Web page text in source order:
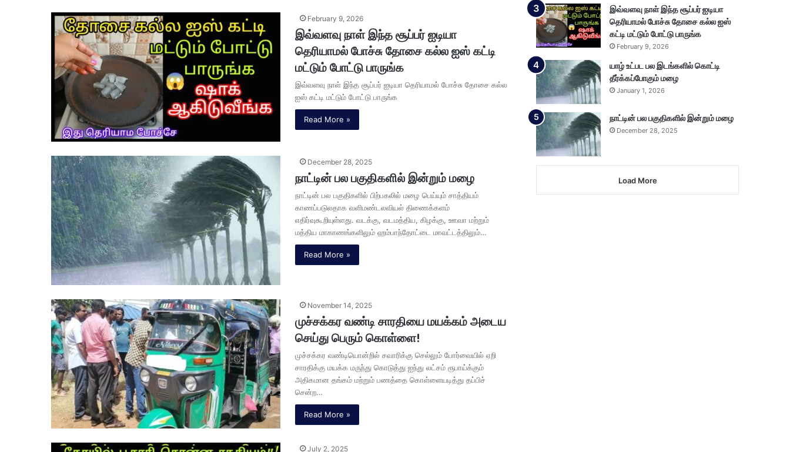
February 9, 2026
இவ்வளவு நாள் இந்த சூப்பர் ஐடியா
தெரியாமல் போச்சு தோசை கல்ல ஐஸ் கட்டி
மட்டும் போட்டு பாருங்க
இவ்வளவு நாள் இந்த சூப்பர் ஐடியா தெரியாமல் போச்சு தோசை கல்ல
ஐஸ் கட்டி மட்டும் போட்டு பாருங்க
Read More »
December 28, 2025
நாட்டின் பல பகுதிகளில் இன்றும் மழை
நாட்டின் பல பகுதிகளில் பிற்பகலில் மழை பெய்யும் சாத்தியம்
காணப்படுலதாக வளிமண்டலவியல் திணைக்களம்
எதிர்வுகூறியுள்ளது. வடக்கு, வடமத்திய, கிழக்கு, ஊவா மற்றும்
மத்திய மாகாணங்களிலும் ஹம்பாந்தோட்டை மாவட்டத்திலும்…
Read More »
November 14, 2025
முச்சக்கர வண்டி சாரதியை மயக்கம் அடைய
செய்து பெரும் கொள்ளை!
முச்சக்கர வண்டியொன்றில் சவாரிக்கு செல்லும் போர்வையில் ஏறி
சாரதிக்கு மயக்க மருந்து கொடுத்து ஐந்து லட்சம் ரூபாய்க்கும்
அதிகமான தங்கம் மற்றும் பணத்தை கொள்ளையடித்து தப்பிச்
சென்ற…
Read More »
July 2, 2025
இவ்வளவு நாள் இந்த சூப்பர் ஐடியா
தெரியாமல் போச்சு தோசை கல்ல ஐஸ்
கட்டி மட்டும் போட்டு பாருங்க
February 9, 2026
யாழ் உட்பட பல இடங்களில் கொட்டி
தீர்க்கப்போகும் மழை
January 1, 2026
நாட்டின் பல பகுதிகளில் இன்றும் மழை
December 28, 2025
Load More